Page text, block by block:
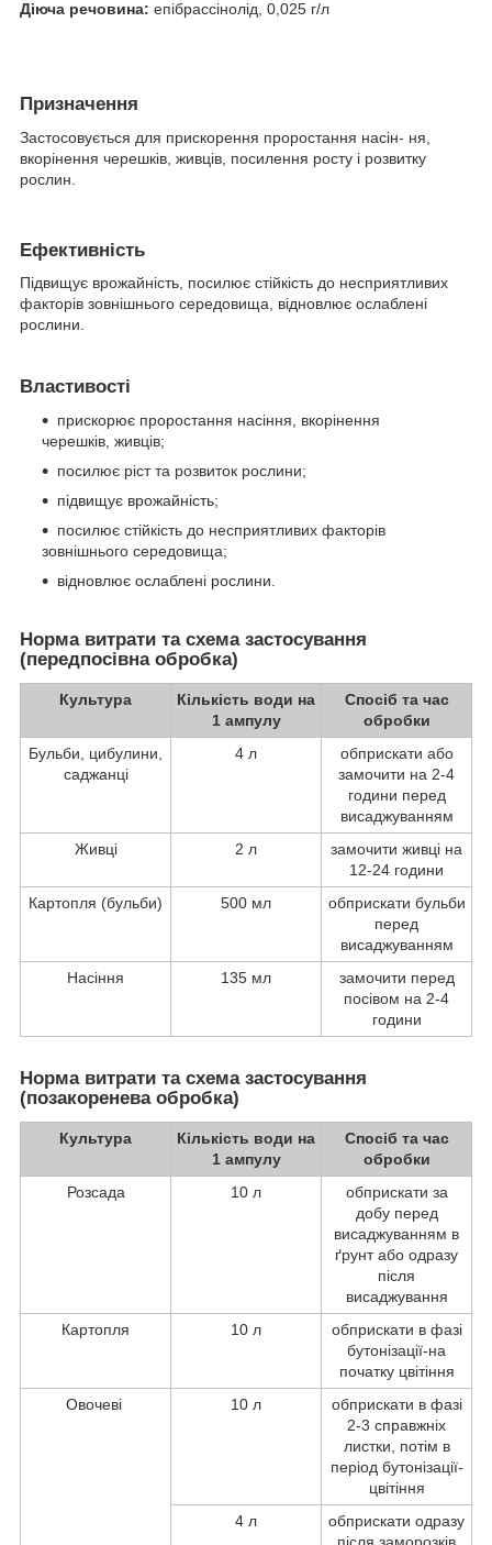
Діюча речовина: епібрассінолід, 0,025 г/л
Призначення
Застосовується для прискорення проростання насін- ня,
вкорінення черешків, живців, посилення росту і розвитку
рослин.
Ефективність
Підвищує врожайність, посилює стійкість до несприятливих
факторів зовнішнього середовища, відновлює ослаблені
рослини.
Властивості
прискорює проростання насіння, вкорінення
черешків, живців;
посилює ріст та розвиток рослини;
підвищує врожайність;
посилює стійкість до несприятливих факторів
зовнішнього середовища;
відновлює ослаблені рослини.
Норма витрати та схема застосування
(передпосівна обробка)
Культура
Кількість води на
1 ампулу
Спосіб та час
обробки
Бульби, цибулини,
саджанці
4 л
обприскати або
замочити на 2-4
години перед
висаджуванням
Живці
2 л
замочити живці на
12-24 години
Картопля (бульби)
500 мл
обприскати бульби
перед
висаджуванням
Насіння
135 мл
замочити перед
посівом на 2-4
години
Норма витрати та схема застосування
(позакоренева обробка)
Культура
Кількість води на
1 ампулу
Спосіб та час
обробки
Розсада
10 л
обприскати за
добу перед
висаджуванням в
ґрунт або одразу
після
висаджування
Картопля
10 л
обприскати в фазі
бутонізації-на
початку цвітіння
Овочеві
10 л
обприскати в фазі
2-3 справжніх
листки, потім в
період бутонізації-
цвітіння
4 л
обприскати одразу